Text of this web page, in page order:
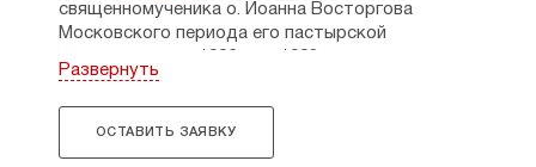
священномученика о. Иоанна Восторгова
Московского периода его пастырской
Преданность Святому Православию, служение
верой и правдой Богу, Царю и Отечеству,
истинный патриотизм, воинский долг и духовное
мужество христианина — вот главные темы
Развернуть
ОСТАВИТЬ ЗАЯВКУ